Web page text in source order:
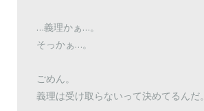
…義理かぁ…。
そっかぁ…。
ごめん。
義理は受け取らないって決めてるんだ。